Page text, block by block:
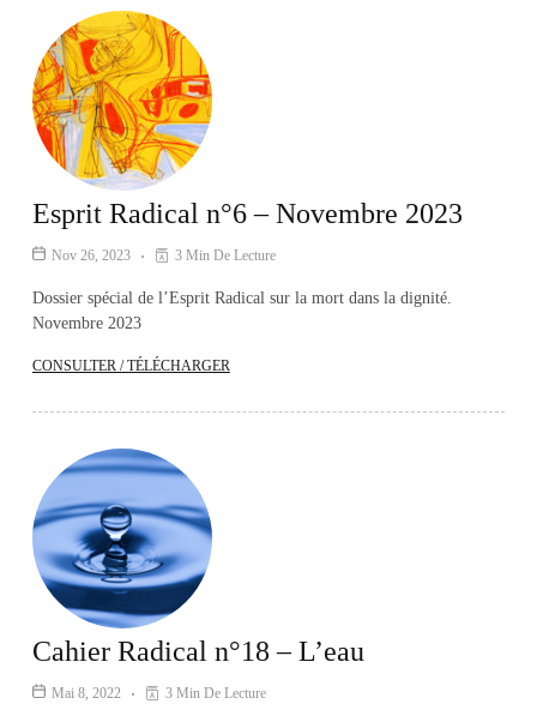
Esprit Radical n°6 – Novembre 2023
Nov 26, 2023 3 Min De Lecture
Dossier spécial de l’Esprit Radical sur la mort dans la dignité.
Novembre 2023
CONSULTER / TÉLÉCHARGER
Cahier Radical n°18 – L’eau
Mai 8, 2022 3 Min De Lecture